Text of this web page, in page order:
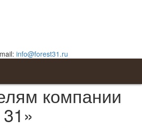
info@forest31.ru
компании